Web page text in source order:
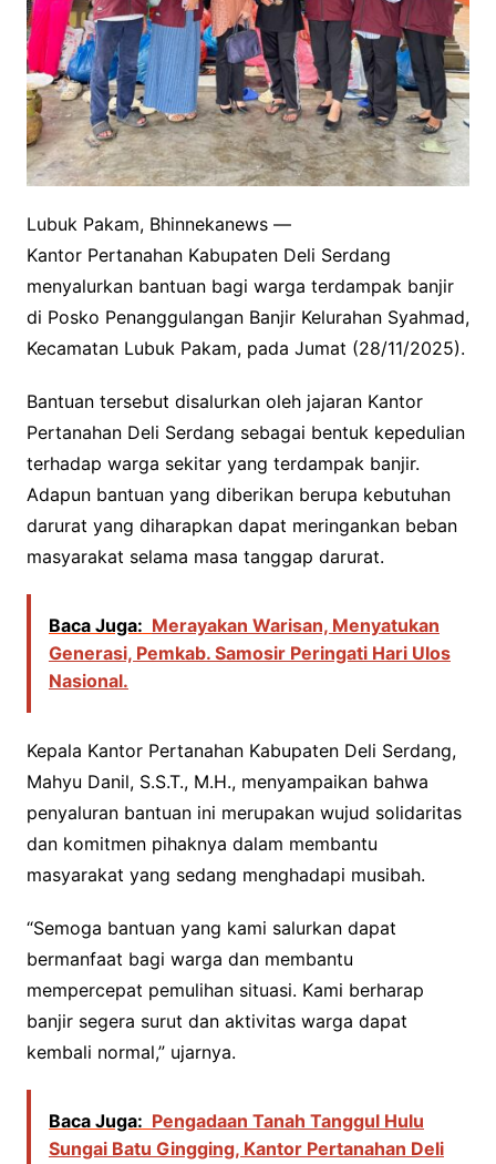
Lubuk Pakam, Bhinnekanews —
Kantor Pertanahan Kabupaten Deli Serdang
menyalurkan bantuan bagi warga terdampak banjir
di Posko Penanggulangan Banjir Kelurahan Syahmad,
Kecamatan Lubuk Pakam, pada Jumat (28/11/2025).
Bantuan tersebut disalurkan oleh jajaran Kantor
Pertanahan Deli Serdang sebagai bentuk kepedulian
terhadap warga sekitar yang terdampak banjir.
Adapun bantuan yang diberikan berupa kebutuhan
darurat yang diharapkan dapat meringankan beban
masyarakat selama masa tanggap darurat.
Baca Juga: Merayakan Warisan, Menyatukan
Generasi, Pemkab. Samosir Peringati Hari Ulos
Nasional.
Kepala Kantor Pertanahan Kabupaten Deli Serdang,
Mahyu Danil, S.S.T., M.H., menyampaikan bahwa
penyaluran bantuan ini merupakan wujud solidaritas
dan komitmen pihaknya dalam membantu
masyarakat yang sedang menghadapi musibah.
“Semoga bantuan yang kami salurkan dapat
bermanfaat bagi warga dan membantu
mempercepat pemulihan situasi. Kami berharap
banjir segera surut dan aktivitas warga dapat
kembali normal,” ujarnya.
Baca Juga: Pengadaan Tanah Tanggul Hulu
Sungai Batu Gingging, Kantor Pertanahan Deli